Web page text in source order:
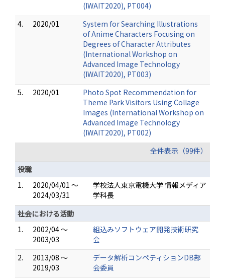
(IWAIT2020), PT004)
4.
2020/01
System for Searching Illustrations
of Anime Characters Focusing on
Degrees of Character Attributes
(International Workshop on
Advanced Image Technology
(IWAIT2020), PT003)
5.
2020/01
Photo Spot Recommendation for
Theme Park Visitors Using Collage
Images (International Workshop on
Advanced Image Technology
(IWAIT2020), PT002)
全件表示（99件）
役職
1.
2020/04/01 ～
2024/03/31
学校法人東京電機大学 情報メディア
学科長
社会における活動
1.
2002/04 ～
2003/03
組込みソフトウェア開発技術研究
会
2.
2013/08 ～
2019/03
データ解析コンペティションDB部
会委員